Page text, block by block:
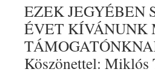
EZEK JEGYÉBEN
ÉVET KÍVÁNUNK
Köszönettel: Miklós